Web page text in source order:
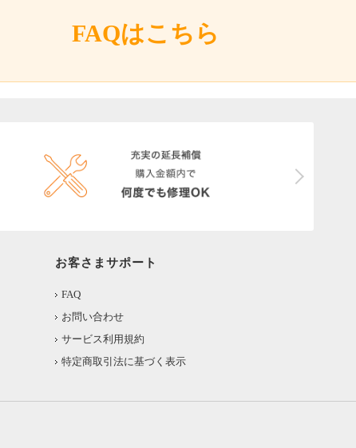
FAQはこちら
お客さまサポート
FAQ
お問い合わせ
サービス利用規約
特定商取引法に基づく表示